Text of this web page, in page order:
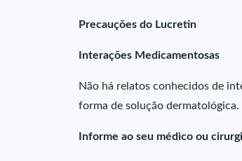
Precauções do Lucretin
Interações Medicamentosas
Não há relatos conhecidos de
forma de solução dermatológica.
Informe ao seu médico ou